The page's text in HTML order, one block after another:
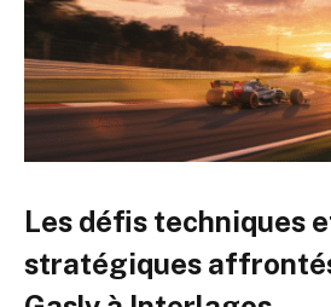
Les défis techniques
stratégiques